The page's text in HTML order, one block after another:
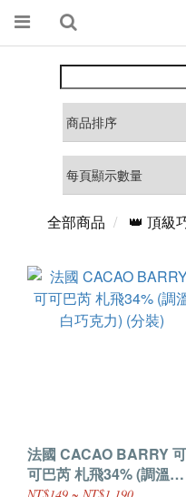
全部商品 👑 頂級
法國 CACAO BARRY 可
可巴芮 札飛34% (調溫白